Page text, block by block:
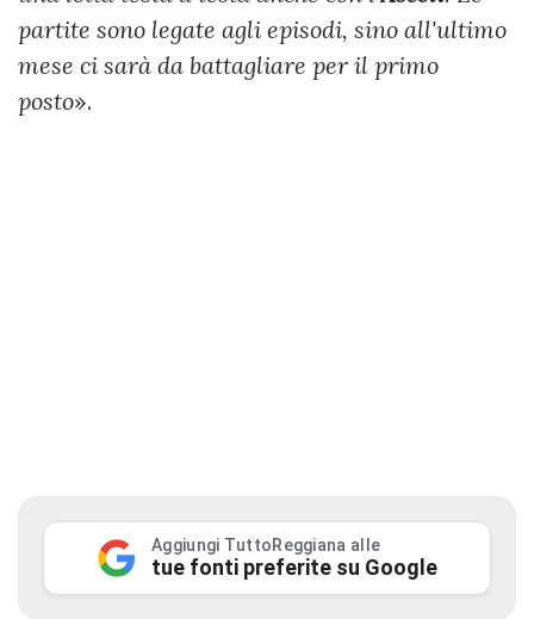
partite sono legate agli episodi, sino all'ultimo
mese ci sarà da battagliare per il primo
posto».
Aggiungi TuttoReggiana alle
tue fonti preferite su Google